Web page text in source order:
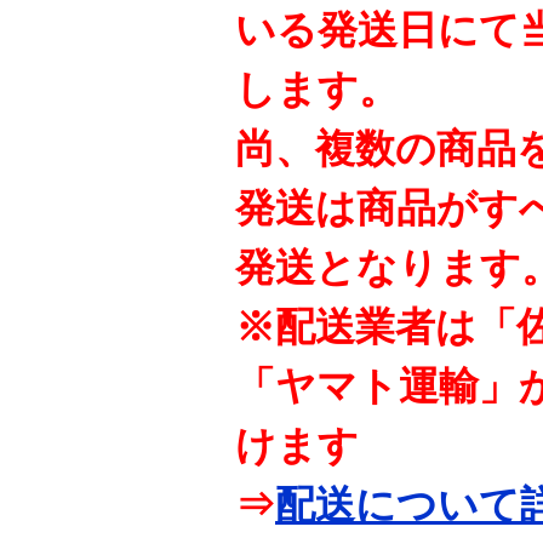
いる発送日にて
します。
尚、複数の商品
発送は商品がす
発送となります
※配送業者は「
「ヤマト運輸
けます
⇒配送について